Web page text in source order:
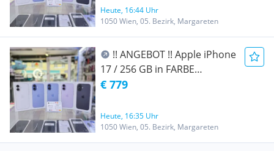
Offen Für alle Netze / AT-
WARE / EU-WARE/ mit
Rechnung
Heute, 16:44 Uhr
1050 Wien, 05. Bezirk, Margareten
!! ANGEBOT !! Apple iPhone
17 / 256 GB in FARBE
SCHWARZ, LAVENDEL,
Offen Für alle Netze / AT-
WARE / EU-WARE/ mit
Rechnung
€ 779
Heute, 16:35 Uhr
1050 Wien, 05. Bezirk, Margareten